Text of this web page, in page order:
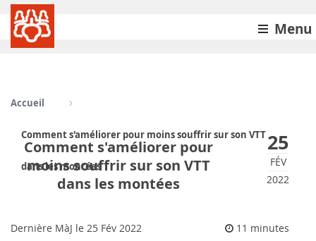
Menu
Accueil
Comment s'améliorer pour moins souffrir sur son VTT
dans les montées
25
FÉV
2022
Comment s'améliorer pour
moins souffrir sur son VTT
dans les montées
11 minutes
Dernière MàJ le 25 Fév 2022